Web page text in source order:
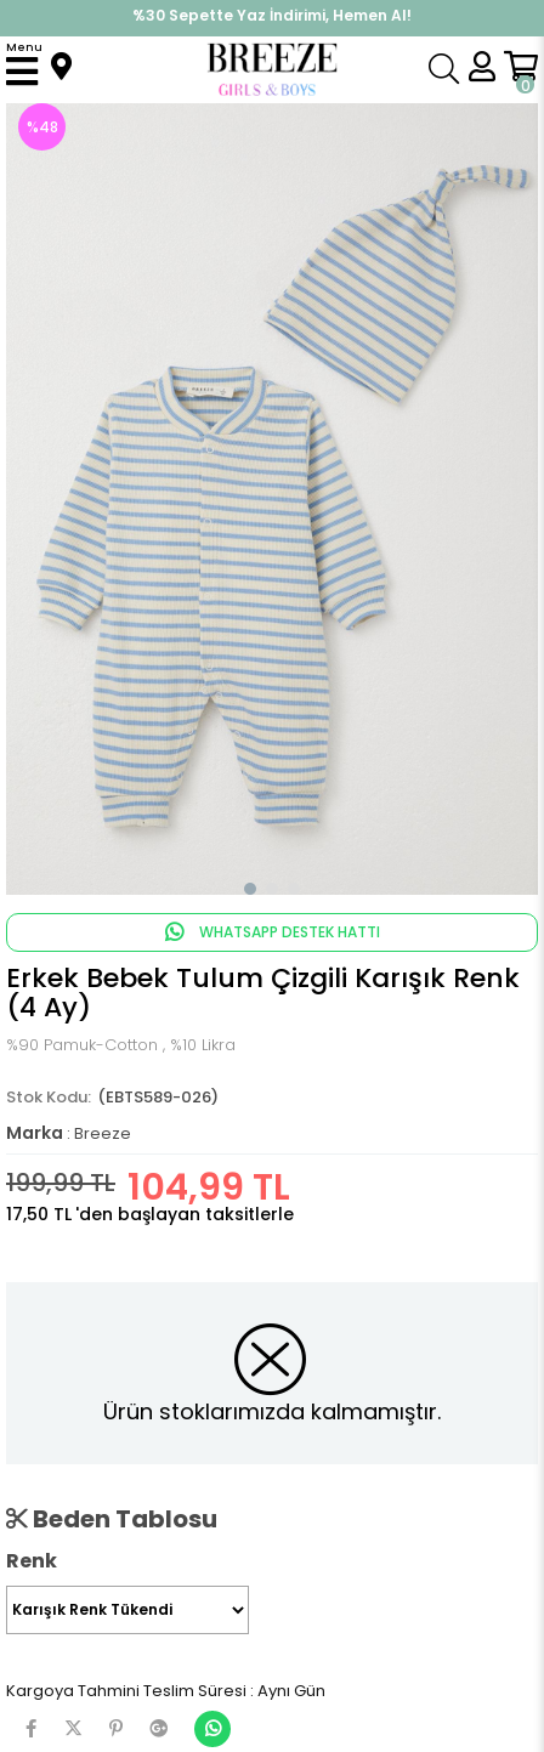
%30 Sepette Yaz İndirimi, Hemen Al!
İndirimlere ek %10 İndirimi Kap, Hemen Üye Ol!
0
Menu
Anasayfa Tulum
%48
WHATSAPP DESTEK HATTI
Erkek Bebek Tulum Çizgili Karışık Renk
(4 Ay)
%90 Pamuk-Cotton , %10 Likra
(EBTS589-026)
Marka : Breeze
199,99 TL 104,99 TL
17,50 TL 'den başlayan taksitlerle
Ürün stoklarımızda kalmamıştır.
Beden Tablosu
Renk
Kargoya Tahmini Teslim Süresi : Aynı Gün